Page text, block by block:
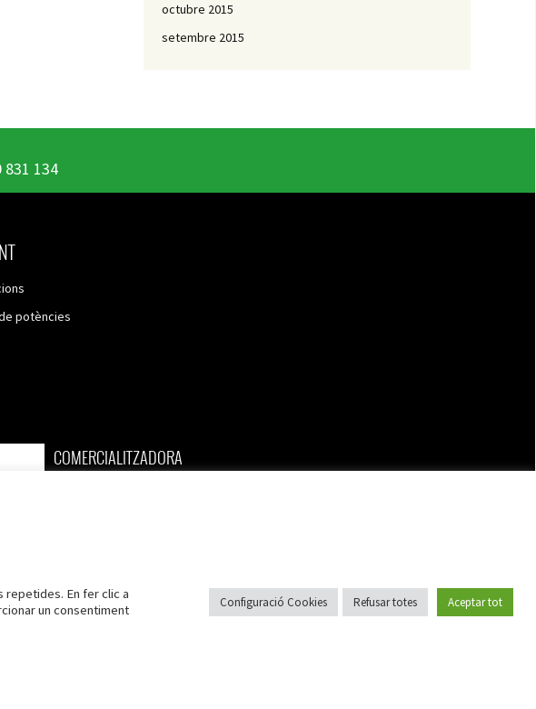
octubre 2015
setembre 2015
831 134
potències
COMERCIALITZADORA
En fer clic a
un consentiment
Configuració Cookies Refusar totes Aceptar tot